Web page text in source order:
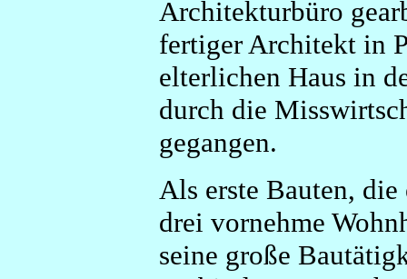
Architekturbüro
fertiger Architekt in
elterlichen Haus in
durch die
gegangen.
Als erste Bauten,
drei vornehme
seine große